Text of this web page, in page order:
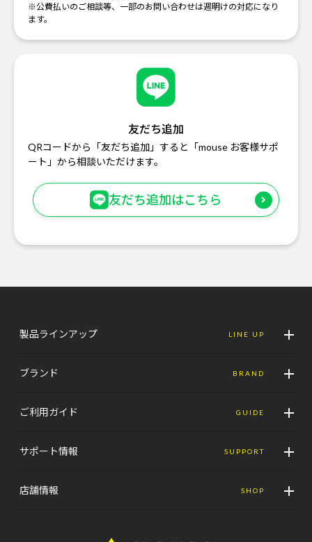
※公費払いのご相談等、一部のお問い合わせは週明けの対応になり
ます。
友だち追加
QRコードから「友だち追加」すると「mouse お客様サポ
ート」から相談いただけます。
友だち追加はこちら
製品ラインアップ LINE UP
ブランド BRAND
ご利用ガイド GUIDE
サポート情報 SUPPORT
店舗情報 SHOP